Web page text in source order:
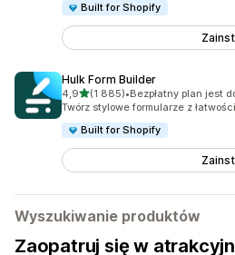
Built for Shopify
Hulk Form Builder
4,9na 5 gwiazdek
(1 885)
Łączna liczba recenzji: 1885
•Bezpłatny plan jest
Twórz stylowe formularze z
Built for Shopify
Wyszukiwanie produktów
Zaopatruj się w